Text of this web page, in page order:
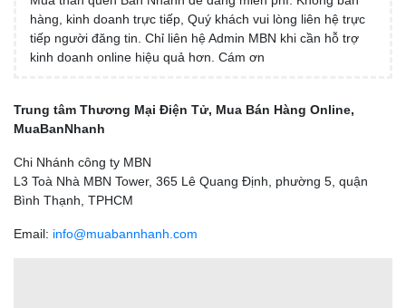
hàng, kinh doanh trực tiếp, Quý khách vui lòng liên hệ trực
tiếp người đăng tin. Chỉ liên hệ Admin MBN khi cần hỗ trợ
kinh doanh online hiệu quả hơn. Cám ơn
Trung tâm Thương Mại Điện Tử, Mua Bán Hàng Online,
MuaBanNhanh
Chi Nhánh công ty MBN
L3 Toà Nhà MBN Tower, 365 Lê Quang Định, phường 5, quận
Bình Thạnh, TPHCM
Email: info@muabannhanh.com